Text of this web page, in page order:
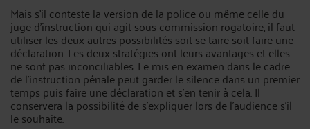
Mais s’il conteste la version de la police ou même celle du
juge d’instruction qui agit sous commission rogatoire, il faut
utiliser les deux autres possibilités soit se taire soit faire une
déclaration. Les deux stratégies ont leurs avantages et elles
ne sont pas inconciliables. Le mis en examen dans le cadre
de l’instruction pénale peut garder le silence dans un premier
temps puis faire une déclaration et s’en tenir à cela. Il
conservera la possibilité de s’expliquer lors de l’audience s’il
le souhaite.